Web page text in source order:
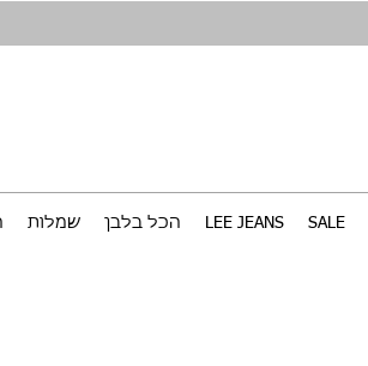
SALE
LEE JEANS הכל בלבן שמלות